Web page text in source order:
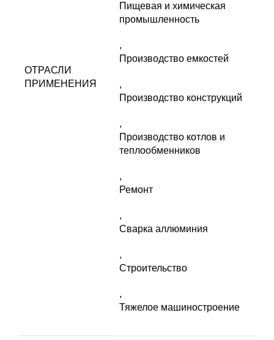
ОТРАСЛИ
ПРИМЕНЕНИЯ
Пищевая и химическая
промышленность
,
Производство емкостей
,
Производство конструкций
,
Производство котлов и
теплообменников
,
Ремонт
,
Сварка аллюминия
,
Строительство
,
Тяжелое машиностроение